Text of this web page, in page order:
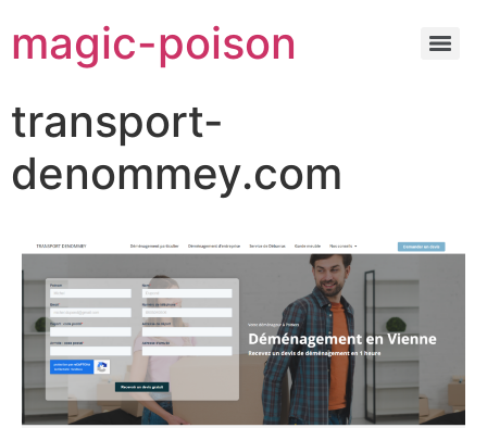
magic-poison
transport-
denommey.com